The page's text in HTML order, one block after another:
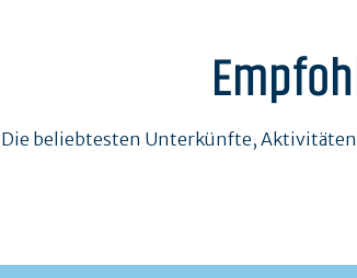
Die beliebtesten Unterkünfte,